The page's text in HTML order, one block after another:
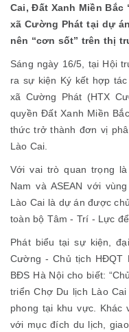
Cai, Đất Xanh Miền
xã Cường Phát tại dự
nên “cơn sốt” trên thị
Sáng ngày 16/5, tại Hội
ra sự kiện Ký kết hợp
xã Cường Phát (HTX
quyền Đất Xanh Miền
thức trở thành đơn vị
Lào Cai.
Với vai trò quan trọng
Nam và ASEAN với
Lào Cai là dự án được
toàn bộ Tâm - Trí - Lực
Phát biểu tại sự kiện,
Cường - Chủ tịch HĐQT
BĐS Hà Nội cho biết:
triển Chợ Du lịch Lào
phong tại khu vực. Khác
với mục đích du lịch,